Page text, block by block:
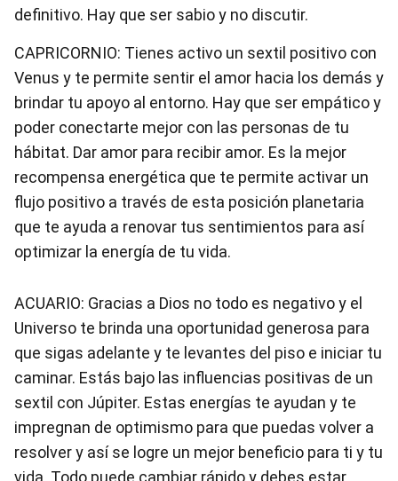
definitivo. Hay que ser sabio y no discutir.
CAPRICORNIO: Tienes activo un sextil positivo con
Venus y te permite sentir el amor hacia los demás y
brindar tu apoyo al entorno. Hay que ser empático y
poder conectarte mejor con las personas de tu
hábitat. Dar amor para recibir amor. Es la mejor
recompensa energética que te permite activar un
flujo positivo a través de esta posición planetaria
que te ayuda a renovar tus sentimientos para así
optimizar la energía de tu vida.
ACUARIO: Gracias a Dios no todo es negativo y el
Universo te brinda una oportunidad generosa para
que sigas adelante y te levantes del piso e iniciar tu
caminar. Estás bajo las influencias positivas de un
sextil con Júpiter. Estas energías te ayudan y te
impregnan de optimismo para que puedas volver a
resolver y así se logre un mejor beneficio para ti y tu
vida. Todo puede cambiar rápido y debes estar